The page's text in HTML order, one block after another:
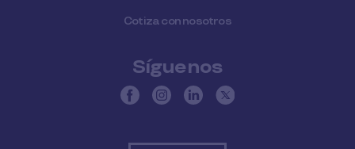
Cotiza con nosotros
Síguenos